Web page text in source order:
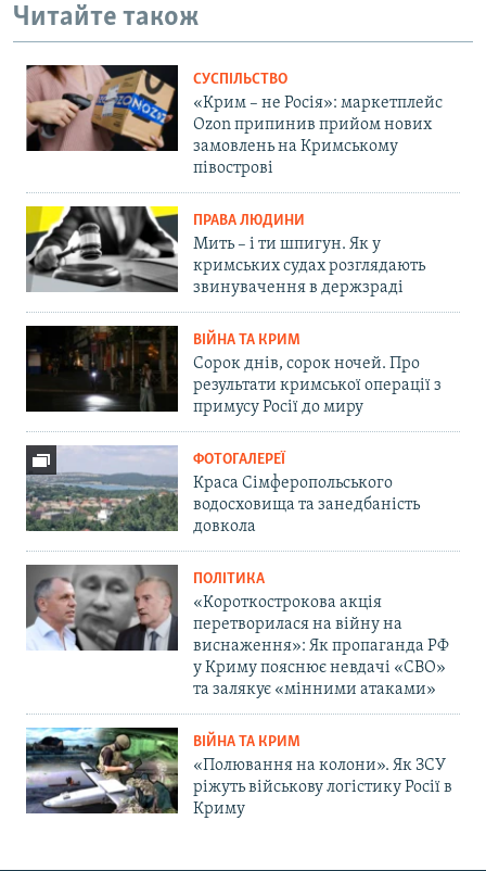
Читайте також
СУСПІЛЬСТВО
«Крим – не Росія»: маркетплейс
Ozon припинив прийом нових
замовлень на Кримському
півострові
ПРАВА ЛЮДИНИ
Мить – і ти шпигун. Як у
кримських судах розглядають
звинувачення в держзраді
ВІЙНА ТА КРИМ
Сорок днів, сорок ночей. Про
результати кримської операції з
примусу Росії до миру
ФОТОГАЛЕРЕЇ
Краса Сімферопольського
водосховища та занедбаність
довкола
ПОЛІТИКА
«Короткострокова акція
перетворилася на війну на
виснаження»: Як пропаганда РФ
у Криму пояснює невдачі «СВО»
та залякує «мінними атаками»
ВІЙНА ТА КРИМ
«Полювання на колони». Як ЗСУ
ріжуть військову логістику Росії в
Криму